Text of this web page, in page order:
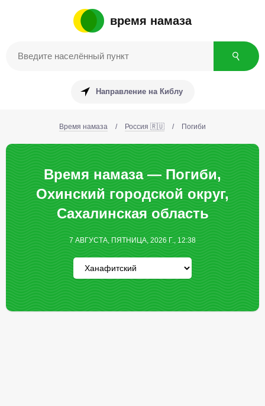
время намаза
Направление на Киблу
Время намаза / Россия 🇷🇺 / Погиби
Время намаза — Погиби,
Охинский городской округ,
Сахалинская область
7 АВГУСТА, ПЯТНИЦА, 2026 Г., 12:38